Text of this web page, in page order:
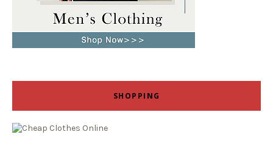
SHOPPING